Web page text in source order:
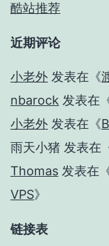
酷站推荐
近期评论
小老外 发表在《
nbarock 发表在
小老外 发表在《
雨天小猪 发表在
Thomas 发表在
VPS》
链接表